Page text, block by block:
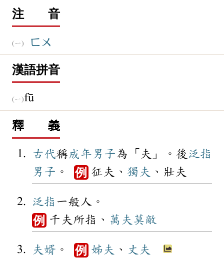
注 音
ㄈㄨ
漢語拼音
fū
釋 義
古代稱成年 男子 為「夫」。後 泛指
男子 。 例 征夫、 獨夫 、壯夫
泛指 一般人。
例 千夫所指、 萬夫莫敵
夫婿 。 例 姊夫 、 丈夫